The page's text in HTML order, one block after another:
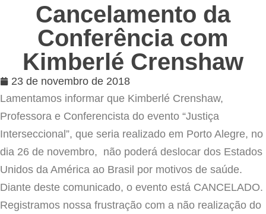
Cancelamento da
Conferência com
Kimberlé Crenshaw
23 de novembro de 2018
Lamentamos informar que Kimberlé Crenshaw,
Professora e Conferencista do evento “Justiça
Interseccional”, que seria realizado em Porto Alegre, no
dia 26 de novembro, não poderá deslocar dos Estados
Unidos da América ao Brasil por motivos de saúde.
Diante deste comunicado, o evento está CANCELADO.
Registramos nossa frustração com a não realização do